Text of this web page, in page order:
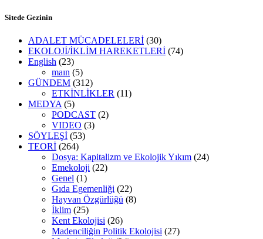
Sitede Gezinin
ADALET MÜCADELELERİ (30)
EKOLOJİ/İKLİM HAREKETLERİ (74)
English (23)
maın (5)
GÜNDEM (312)
ETKİNLİKLER (11)
MEDYA (5)
PODCAST (2)
VIDEO (3)
SÖYLEŞİ (53)
TEORİ (264)
Dosya: Kapitalizm ve Ekolojik Yıkım (24)
Emekoloji (22)
Genel (1)
Gıda Egemenliği (22)
Hayvan Özgürlüğü (8)
İklim (25)
Kent Ekolojisi (26)
Madenciliğin Politik Ekolojisi (27)